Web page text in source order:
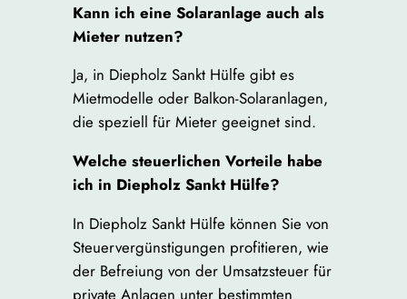
Kann ich eine Solaranlage auch als
Mieter nutzen?
Ja, in Diepholz Sankt Hülfe gibt es
Mietmodelle oder Balkon-Solaranlagen,
die speziell für Mieter geeignet sind.
Welche steuerlichen Vorteile habe
ich in Diepholz Sankt Hülfe?
In Diepholz Sankt Hülfe können Sie von
Steuervergünstigungen profitieren, wie
der Befreiung von der Umsatzsteuer für
private Anlagen unter bestimmten